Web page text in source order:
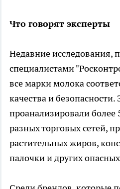
Что говорят эксперты
Недавние исследования,
специалистами
все марки молока
качества и безопасности.
проанализировали более
разных торговых сетей,
растительных жиров,
палочки и других